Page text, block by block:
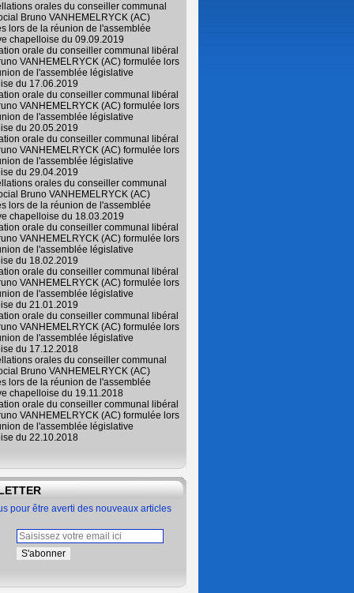
orales du conseiller communal
Bruno VANHEMELRYCK (AC)
lors de la réunion de l'assemblée
chapelloise du 09.09.2019
orale du conseiller communal libéral
VANHEMELRYCK (AC) formulée lors
de l'assemblée législative
du 17.06.2019
orale du conseiller communal libéral
VANHEMELRYCK (AC) formulée lors
de l'assemblée législative
du 20.05.2019
orale du conseiller communal libéral
VANHEMELRYCK (AC) formulée lors
de l'assemblée législative
du 29.04.2019
orales du conseiller communal
Bruno VANHEMELRYCK (AC)
lors de la réunion de l'assemblée
chapelloise du 18.03.2019
orale du conseiller communal libéral
VANHEMELRYCK (AC) formulée lors
de l'assemblée législative
du 18.02.2019
orale du conseiller communal libéral
VANHEMELRYCK (AC) formulée lors
de l'assemblée législative
du 21.01.2019
orale du conseiller communal libéral
VANHEMELRYCK (AC) formulée lors
de l'assemblée législative
du 17.12.2018
orales du conseiller communal
Bruno VANHEMELRYCK (AC)
lors de la réunion de l'assemblée
chapelloise du 19.11.2018
orale du conseiller communal libéral
VANHEMELRYCK (AC) formulée lors
de l'assemblée législative
du 22.10.2018
pour être averti des nouveaux articles